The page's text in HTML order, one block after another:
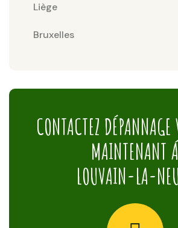
Liège
Bruxelles
CONTACTEZ DÉPANNAGE
MAINTENANT Á
LOUVAIN-LA-